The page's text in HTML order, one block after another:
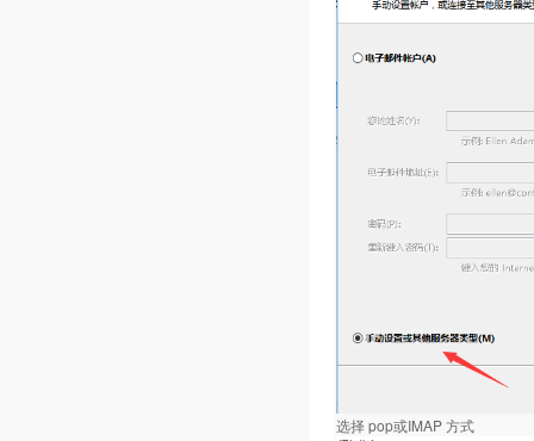
选择 pop或IMAP 方式